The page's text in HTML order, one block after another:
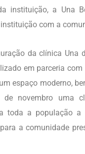
instituição, a Una
com a
da clínica
em parceria
espaço moderno,
novembro uma
toda a população
a comunidade